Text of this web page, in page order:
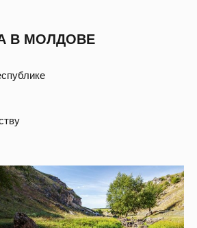
В МОЛДОВЕ